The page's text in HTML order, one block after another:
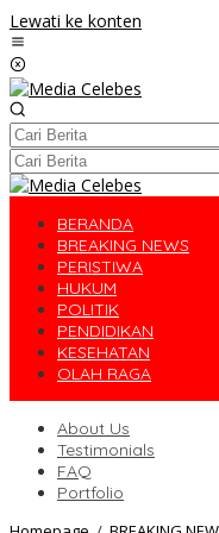
Lewati ke konten
BERANDA
BREAKING NEWS
PERISTIWA
HUKUM
POLITIK
PENDIDIKAN
KESEHATAN
OLAH RAGA
About Us
Testimonials
FAQ
Portfolio